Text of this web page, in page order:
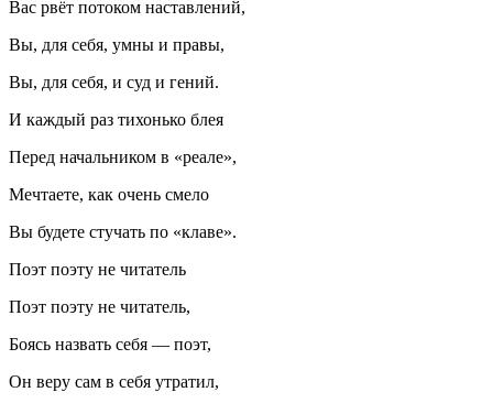
Вас рвёт потоком наставлений,
Вы, для себя, умны и правы,
Вы, для себя, и суд и гений.
И каждый раз тихонько блея
Перед начальником в «реале»,
Мечтаете, как очень смело
Вы будете стучать по «клаве».
Поэт поэту не читатель
Поэт поэту не читатель,
Боясь назвать себя — поэт,
Он веру сам в себя утратил,